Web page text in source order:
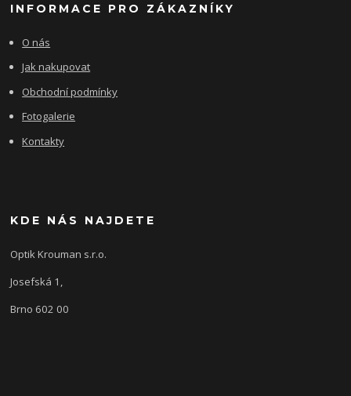
INFORMACE PRO ZÁKAZNÍKY
O nás
Jak nakupovat
Obchodní podmínky
Fotogalerie
Kontakty
KDE NÁS NAJDETE
Optik Krouman s.r.o.
Josefská 1,
Brno 602 00